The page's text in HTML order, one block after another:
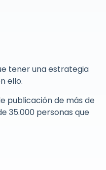
tener una estrategia
ello.
publicación de más de
35.000 personas que